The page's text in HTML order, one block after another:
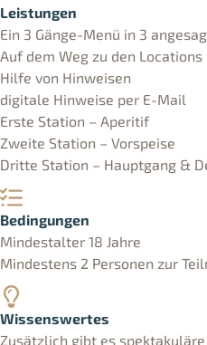
Leistungen
Ein 3 Gänge-Menü in 3
Auf dem Weg zu den
Hilfe von Hinweisen
digitale Hinweise per E-Mail
Erste Station – Aperitif
Zweite Station – Vorspeise
Dritte Station – Hauptgang &
Bedingungen
Mindestalter 18 Jahre
Mindestens 2 Personen zur
Wissenswertes
Zusätzlich gibt es